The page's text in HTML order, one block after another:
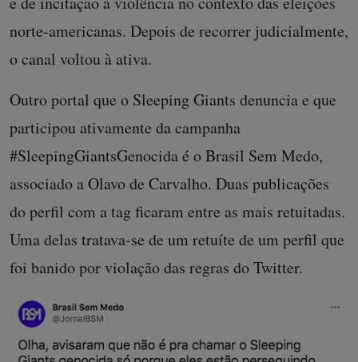
informações que o YouTube classificou como falsas
e de incitação à violência no contexto das eleições
norte-americanas. Depois de recorrer judicialmente,
o canal voltou à ativa.
Outro portal que o Sleeping Giants denuncia e que
participou ativamente da campanha
#SleepingGiantsGenocida é o Brasil Sem Medo,
associado a Olavo de Carvalho. Duas publicações
do perfil com a tag ficaram entre as mais retuitadas.
Uma delas tratava-se de um retuíte de um perfil que
foi banido por violação das regras do Twitter.